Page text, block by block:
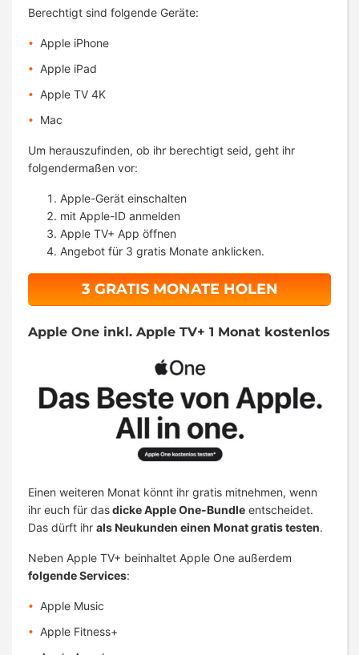
Berechtigt sind folgende Geräte:
Apple iPhone
Apple iPad
Apple TV 4K
Mac
Um herauszufinden, ob ihr berechtigt seid, geht ihr
folgendermaßen vor:
Apple-Gerät einschalten
mit Apple-ID anmelden
Apple TV+ App öffnen
Angebot für 3 gratis Monate anklicken.
3 GRATIS MONATE HOLEN
Apple One inkl. Apple TV+ 1 Monat kostenlos
Einen weiteren Monat könnt ihr gratis mitnehmen, wenn
ihr euch für dasdicke Apple One-Bundle entscheidet.
Das dürft ihr als Neukunden einen Monat gratis testen.
Neben Apple TV+ beinhaltet Apple One außerdem
folgende Services:
Apple Music
Apple Fitness+